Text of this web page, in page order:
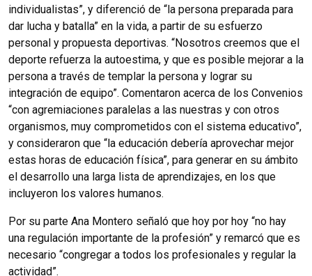
individualistas”, y diferenció de “la persona preparada para
dar lucha y batalla” en la vida, a partir de su esfuerzo
personal y propuesta deportivas. “Nosotros creemos que el
deporte refuerza la autoestima, y que es posible mejorar a la
persona a través de templar la persona y lograr su
integración de equipo”. Comentaron acerca de los Convenios
“con agremiaciones paralelas a las nuestras y con otros
organismos, muy comprometidos con el sistema educativo”,
y consideraron que “la educación debería aprovechar mejor
estas horas de educación física”, para generar en su ámbito
el desarrollo una larga lista de aprendizajes, en los que
incluyeron los valores humanos.
Por su parte Ana Montero señaló que hoy por hoy “no hay
una regulación importante de la profesión” y remarcó que es
necesario “congregar a todos los profesionales y regular la
actividad”.